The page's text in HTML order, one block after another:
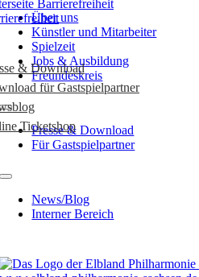
& Download
für Gastspielpartner
Ticketshop
Über uns
Künstler und Mitarbeiter
Spielzeit
Jobs & Ausbildung
Freundeskreis
Presse & Download
Für Gastspielpartner
News/Blog
Interner Bereich